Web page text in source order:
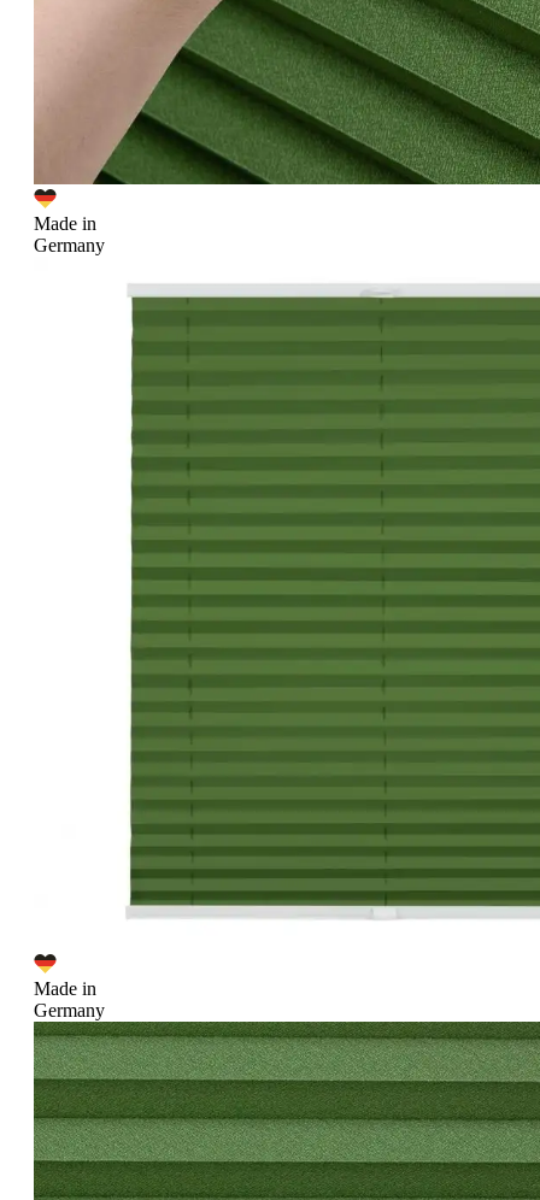
Made in
Germany
Made in
Germany